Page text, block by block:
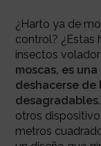
¿Harto ya de
control? ¿Estas
insectos
moscas, es
deshacerse de
desagradables.
otros
metros